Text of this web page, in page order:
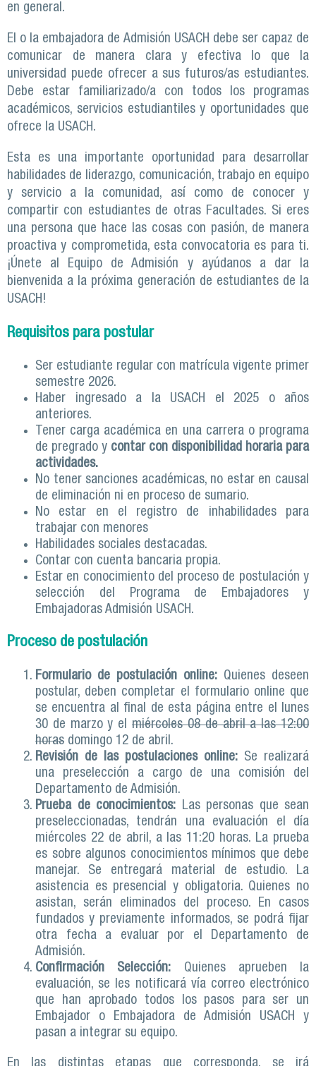
en general.
El o la embajadora de Admisión USACH debe ser capaz de
comunicar de manera clara y efectiva lo que la
universidad puede ofrecer a sus futuros/as estudiantes.
Debe estar familiarizado/a con todos los programas
académicos, servicios estudiantiles y oportunidades que
ofrece la USACH.
Esta es una importante oportunidad para desarrollar
habilidades de liderazgo, comunicación, trabajo en equipo
y servicio a la comunidad, así como de conocer y
compartir con estudiantes de otras Facultades. Si eres
una persona que hace las cosas con pasión, de manera
proactiva y comprometida, esta convocatoria es para ti.
¡Únete al Equipo de Admisión y ayúdanos a dar la
bienvenida a la próxima generación de estudiantes de la
USACH!
Requisitos para postular
Ser estudiante regular con matrícula vigente primer
semestre 2026.
Haber ingresado a la USACH el 2025 o años
anteriores.
Tener carga académica en una carrera o programa
de pregrado y contar con disponibilidad horaria para
actividades.
No tener sanciones académicas, no estar en causal
de eliminación ni en proceso de sumario.
No estar en el registro de inhabilidades para
trabajar con menores
Habilidades sociales destacadas.
Contar con cuenta bancaria propia.
Estar en conocimiento del proceso de postulación y
selección del Programa de Embajadores y
Embajadoras Admisión USACH.
Proceso de postulación
Formulario de postulación online: Quienes deseen
postular, deben completar el formulario online que
se encuentra al final de esta página entre el lunes
30 de marzo y elmiércoles 08 de abril a las 12:00
horas domingo 12 de abril.
Revisión de las postulaciones online: Se realizará
una preselección a cargo de una comisión del
Departamento de Admisión.
Prueba de conocimientos: Las personas que sean
preseleccionadas, tendrán una evaluación el día
miércoles 22 de abril, a las 11:20 horas. La prueba
es sobre algunos conocimientos mínimos que debe
manejar. Se entregará material de estudio. La
asistencia es presencial y obligatoria. Quienes no
asistan, serán eliminados del proceso. En casos
fundados y previamente informados, se podrá fijar
otra fecha a evaluar por el Departamento de
Admisión.
Confirmación Selección: Quienes aprueben la
evaluación, se les notificará vía correo electrónico
que han aprobado todos los pasos para ser un
Embajador o Embajadora de Admisión USACH y
pasan a integrar su equipo.